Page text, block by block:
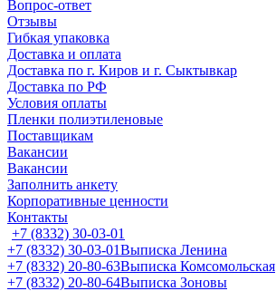
Вопрос-ответ
Отзывы
Гибкая упаковка
Доставка и оплата
Доставка по г. Киров и г. Сыктывкар
Доставка по РФ
Условия оплаты
Пленки полиэтиленовые
Поставщикам
Вакансии
Вакансии
Заполнить анкету
Корпоративные ценности
Контакты
+7 (8332) 30-03-01
+7 (8332) 30-03-01Выписка Ленина
+7 (8332) 20-80-63Выписка Комсомольская
+7 (8332) 20-80-64Выписка Зоновы